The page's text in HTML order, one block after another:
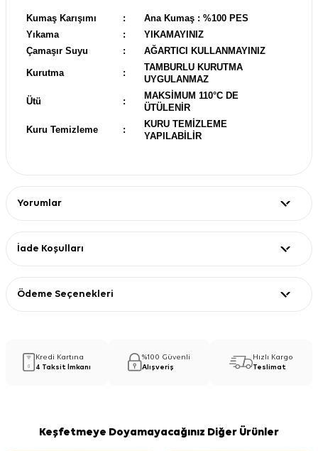
Kumaş Karışımı :
Ana Kumaş : %100 PES
Yıkama
:
YIKAMAYINIZ
Çamaşır Suyu
: AĞARTICI KULLANMAYINIZ
Kurutma :
TAMBURLU KURUTMA
UYGULANMAZ
Ütü :
MAKSİMUM 110°C DE
ÜTÜLENİR
Kuru Temizleme :
KURU TEMİZLEME
YAPILABİLİR
Yorumlar
İade Koşulları
Ödeme Seçenekleri
Kredi Kartına
4 Taksit İmkanı
%100 Güvenli
Alışveriş
Hızlı Kargo
Teslimat
Keşfetmeye Doyamayacağınız Diğer Ürünler